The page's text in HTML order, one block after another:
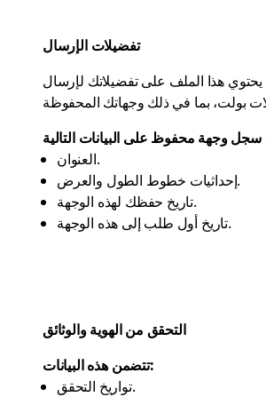
تفضيلات الإرسال
يحتوي هذا الملف على تفضيلاتك لإرسال
العنوان.
إحداثيات خطوط الطول والعرض.
تاريخ حفظك لهذه الوجهة.
تاريخ أول طلب إلى هذه الوجهة.
التحقق من الهوية والوثائق
تتضمن هذه البيانات:
تواريخ التحقق.